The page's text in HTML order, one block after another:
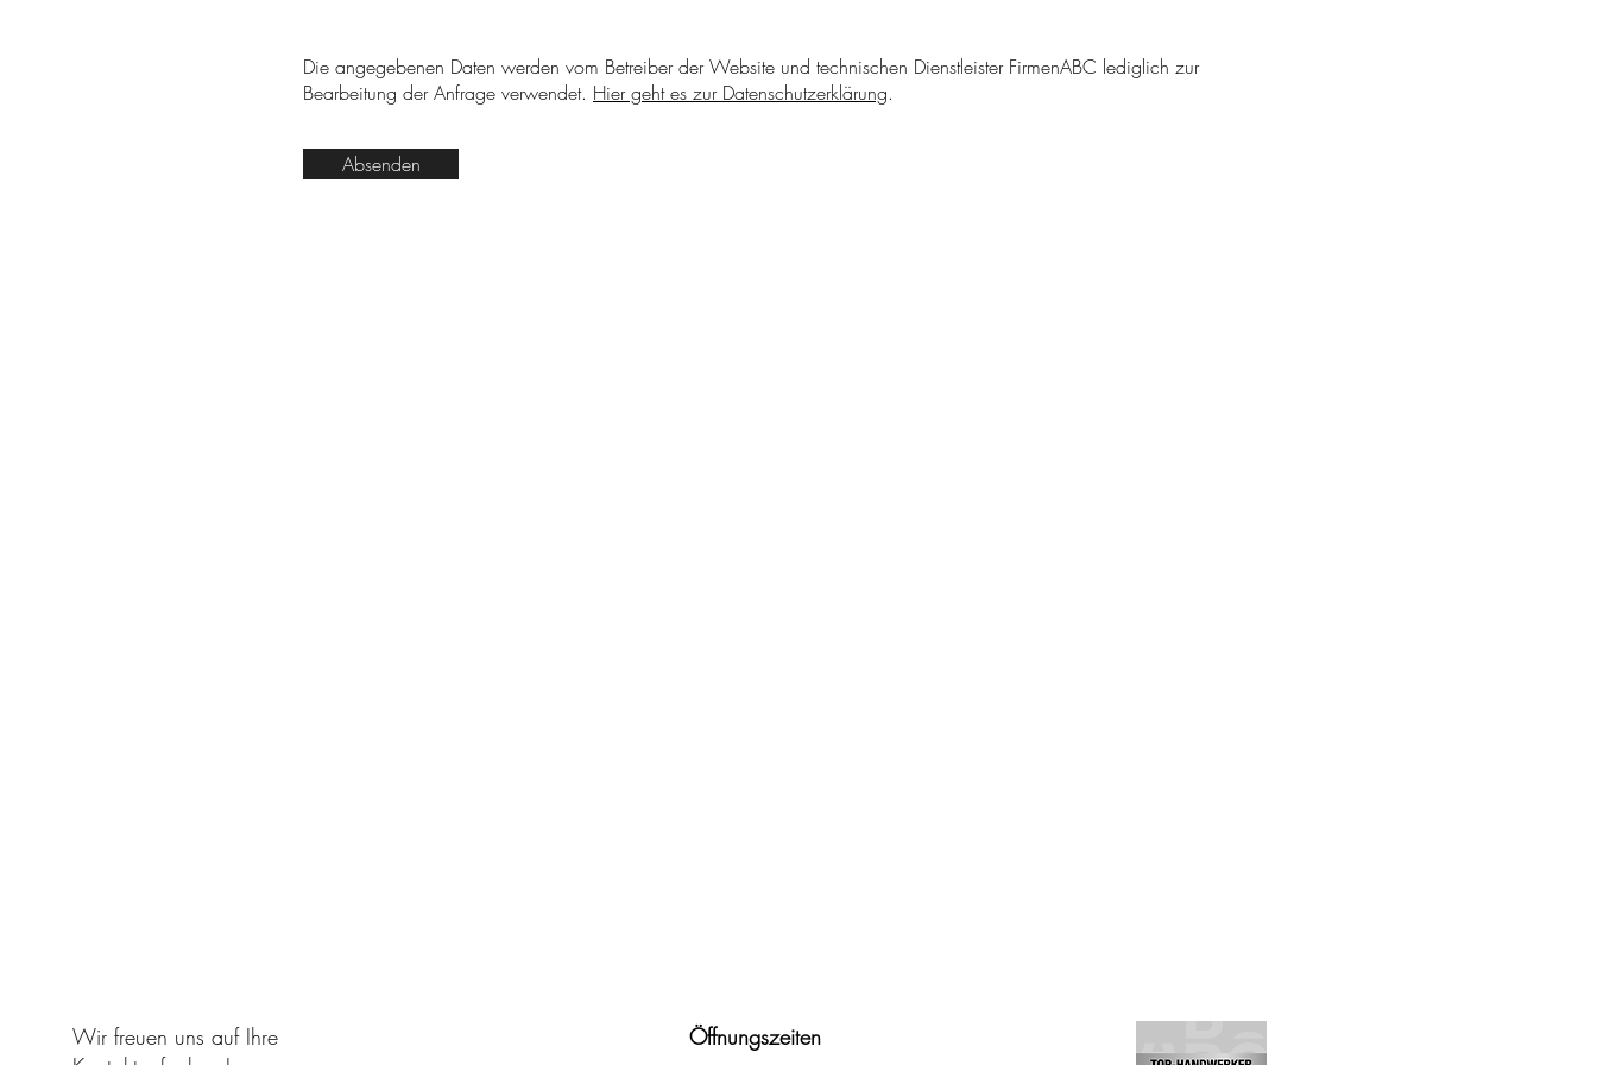
Die angegebenen Daten werden vom Betreiber der Website und technischen Dienstleister FirmenABC lediglich zur
Bearbeitung der Anfrage verwendet. Hier geht es zur Datenschutzerklärung.
Absenden
Wir freuen uns auf Ihre
Öffnungszeiten